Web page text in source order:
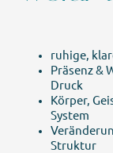
ruhige,
Präsenz &
Druck
Körper,
System
Struktur